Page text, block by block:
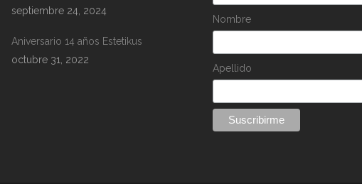
septiembre 24, 2024
Aniversario 14 años Estetikus
octubre 31, 2022
Nombre
Apellido